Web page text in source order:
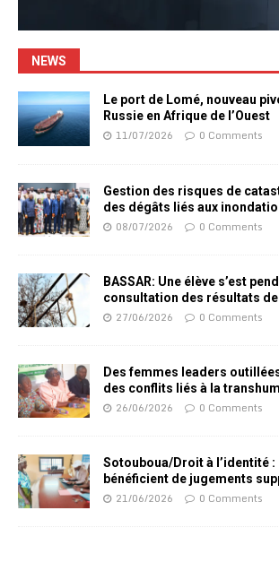
NEWS
Le port de Lomé, nouveau
Russie en Afrique de l’Ouest
11/07/2026 0 Comments
Gestion des risques de
des dégâts liés aux
08/07/2026 0 Comments
BASSAR: Une élève s’est
consultation des résultats de
27/06/2026 0 Comments
Des femmes leaders
des conflits liés à la
26/06/2026 0 Comments
Sotouboua/Droit à l’identité :
bénéficient de jugements
21/06/2026 0 Comments